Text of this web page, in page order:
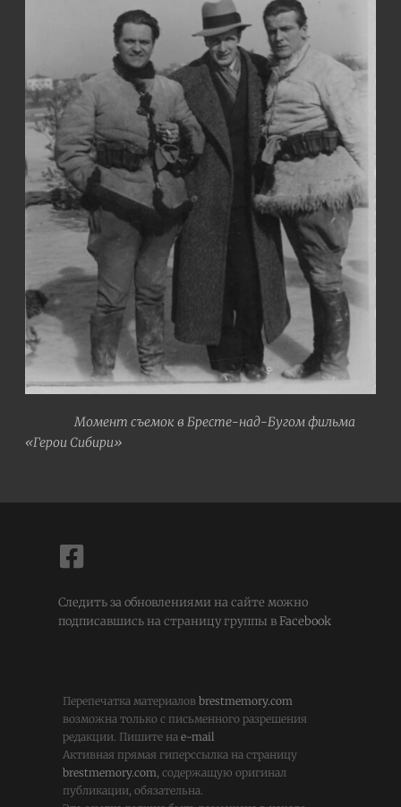
Момент съемок в Бресте-над-Бугом фильма
«Герои Сибири»
Следить за обновлениями на сайте можно
подписавшись на страницу группы вFacebook
Перепечатка материалов brestmemory.com
возможна только с письменного разрешения
редакции. Пишите на e-mail
Активная прямая гиперссылка на страницу
brestmemory.com, содержащую оригинал
публикации, обязательна.